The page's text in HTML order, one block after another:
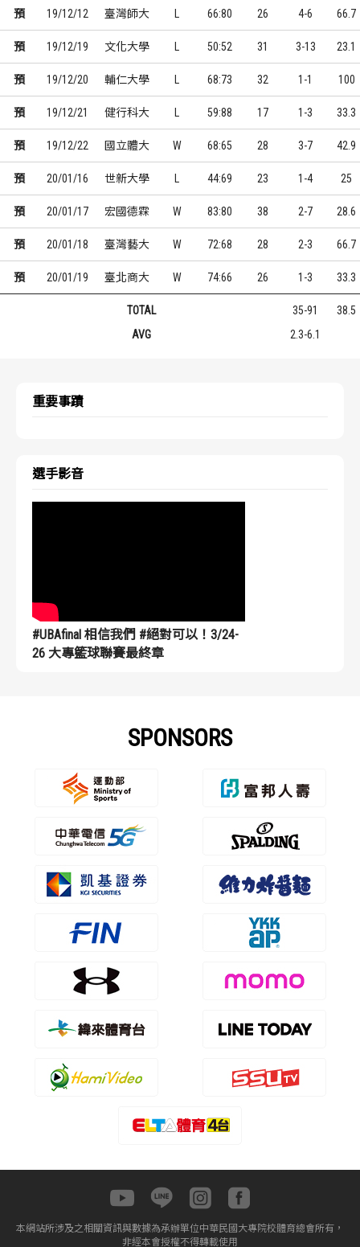
預 19/12/12 臺灣師大 66:80 26 4-6 66.7
預 19/12/19 文化大學 50:52 31 3-13 23.1
預 19/12/20 輔仁大學 68:73 32 1-1 100
預 19/12/21 健行科大 59:88 17 1-3 33.3
預 19/12/22 國立體大 W 68:65 28 3-7 42.9
預 20/01/16 世新大學 44:69 23 1-4 25
預 20/01/17 宏國德霖 W 83:80 38 2-7 28.6
預 20/01/18 臺灣藝大 W 72:68 28 2-3 66.7
預 20/01/19 臺北商大 W 74:66 26 1-3 33.3
TOTAL 35-91
38.5
AVG
2.3-6.1
重要事蹟
選手影音
#UBAfinal 相信我們 #絕對可以！3/24-
26 大專籃球聯賽最終章
SPONSORS
本網站所涉及之相關資訊與數據為承辦單位中華民國大專院校體育總會所有，
非經本會授權不得轉載使用